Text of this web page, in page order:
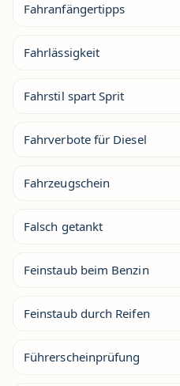
Fahranfängertipps
Fahrlässigkeit
Fahrstil spart Sprit
Fahrverbote für Diesel
Fahrzeugschein
Falsch getankt
Feinstaub beim Benzin
Feinstaub durch Reifen
Führerscheinprüfung